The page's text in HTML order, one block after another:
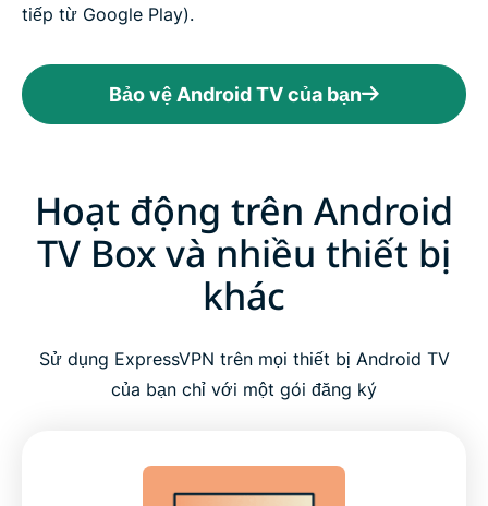
tiếp từ Google Play).
Bảo vệ Android TV của bạn
Hoạt động trên Android
TV Box và nhiều thiết bị
khác
Sử dụng ExpressVPN trên mọi thiết bị Android TV
của bạn chỉ với một gói đăng ký